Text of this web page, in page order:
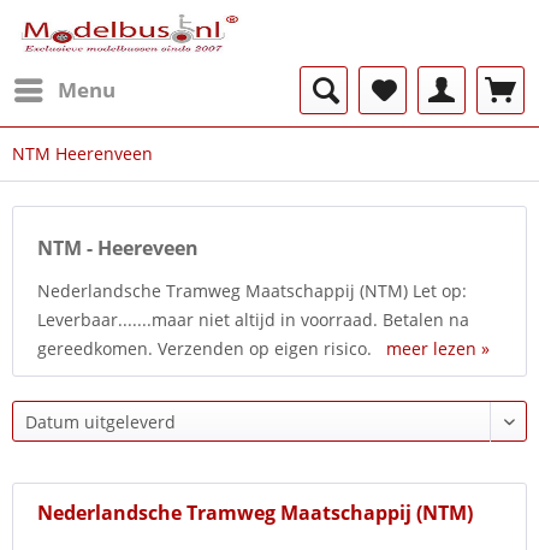
Menu
NTM Heerenveen
NTM - Heereveen
Nederlandsche Tramweg Maatschappij (NTM) Let op:
Leverbaar.......maar niet altijd in voorraad. Betalen na
gereedkomen. Verzenden op eigen risico. meer lezen »
Nederlandsche Tramweg Maatschappij (NTM)